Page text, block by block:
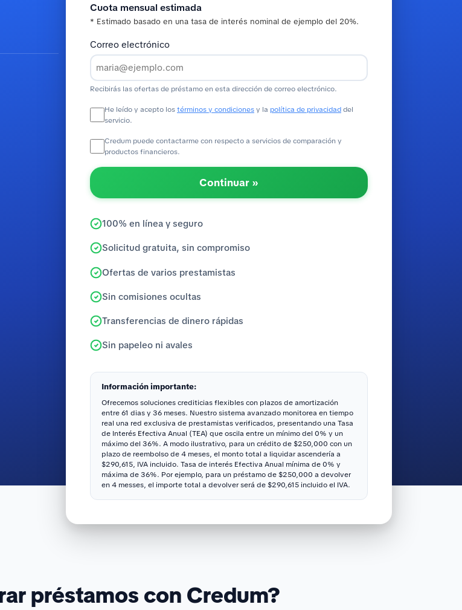
Cuota mensual estimada
* Estimado basado en una tasa de interés nominal de ejemplo del 20%.
Correo electrónico
Recibirás las ofertas de préstamo en esta dirección de correo electrónico.
He leído y acepto lostérminos y condicionesy la política de privacidaddel
servicio.
Credum puede contactarme con respecto a servicios de comparación y
productos financieros.
Continuar »
100% en línea y seguro
Solicitud gratuita, sin compromiso
Ofertas de varios prestamistas
Sin comisiones ocultas
Transferencias de dinero rápidas
Sin papeleo ni avales
Información importante:
Ofrecemos soluciones crediticias flexibles con plazos de amortización
entre 61 dias y 36 meses. Nuestro sistema avanzado monitorea en tiempo
real una red exclusiva de prestamistas verificados, presentando una Tasa
de Interés Efectiva Anual (TEA) que oscila entre un mínimo del 0% y un
máximo del 36%. A modo ilustrativo, para un crédito de $250,000 con un
plazo de reembolso de 4 meses, el monto total a liquidar ascendería a
$290,615, IVA incluido. Tasa de interés Efectiva Anual mínima de 0% y
máxima de 36%. Por ejemplo, para un préstamo de $250,000 a devolver
en 4 messes, el importe total a devolver será de $290,615 incluido el IVA.
préstamos con Credum?